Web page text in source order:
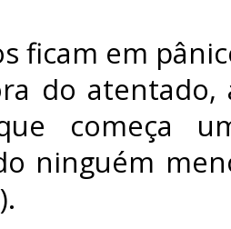
ficam em
do
começa
ninguém